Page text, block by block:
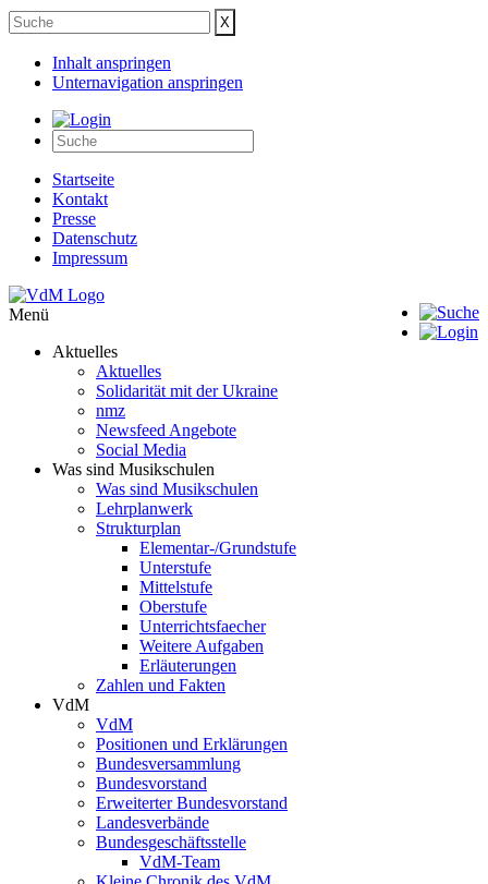
Inhalt anspringen
Unternavigation anspringen
Startseite
Kontakt
Presse
Datenschutz
Impressum
Menü
Aktuelles
Aktuelles
Solidarität mit der Ukraine
nmz
Newsfeed Angebote
Social Media
Was sind Musikschulen
Was sind Musikschulen
Lehrplanwerk
Strukturplan
Elementar-/Grundstufe
Unterstufe
Mittelstufe
Oberstufe
Unterrichtsfaecher
Weitere Aufgaben
Erläuterungen
Zahlen und Fakten
VdM
VdM
Positionen und Erklärungen
Bundesversammlung
Bundesvorstand
Erweiterter Bundesvorstand
Landesverbände
Bundesgeschäftsstelle
VdM-Team